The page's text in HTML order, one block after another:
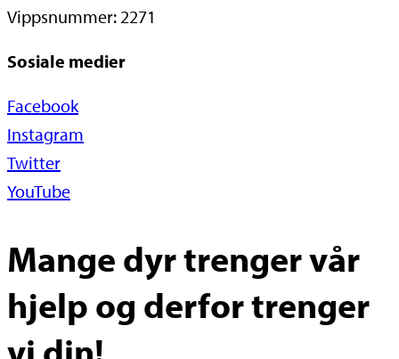
Vippsnummer: 2271
Sosiale medier
Facebook
Instagram
Twitter
YouTube
Mange dyr trenger vår
hjelp og derfor trenger